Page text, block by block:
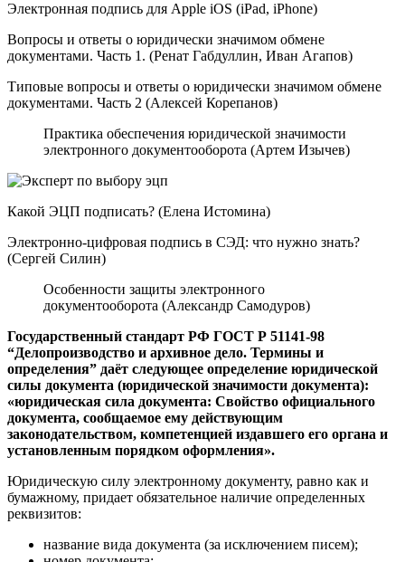
Электронная подпись для Apple iOS (iPad, iPhone)
Вопросы и ответы о юридически значимом обмене
документами. Часть 1. (Ренат Габдуллин, Иван Агапов)
Типовые вопросы и ответы о юридически значимом обмене
документами. Часть 2 (Алексей Корепанов)
Практика обеспечения юридической значимости
электронного документооборота (Артем Изычев)
Какой ЭЦП подписать? (Елена Истомина)
Электронно-цифровая подпись в СЭД: что нужно знать?
(Сергей Силин)
Особенности защиты электронного
документооборота (Александр Самодуров)
Государственный стандарт РФ ГОСТ Р 51141-98
“Делопроизводство и архивное дело. Термины и
определения” даёт следующее определение юридической
силы документа (юридической значимости документа):
«юридическая сила документа: Свойство официального
документа, сообщаемое ему действующим
законодательством, компетенцией издавшего его органа и
установленным порядком оформления».
Юридическую силу электронному документу, равно как и
бумажному, придает обязательное наличие определенных
реквизитов:
название вида документа (за исключением писем);